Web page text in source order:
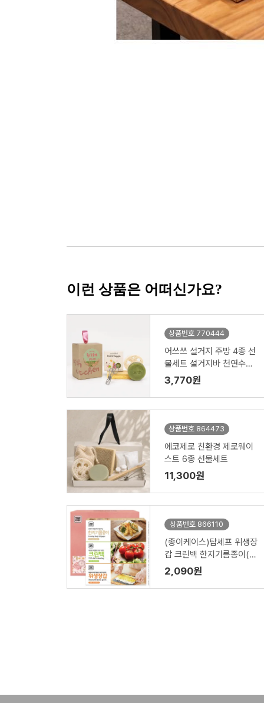
이런 상품은 어떠신가요?
상품번호 770444
어쓰쓰 설거지 주방 4종 선
물세트 설거지바 천연수세
미 제로웨이스트키트
3,770원
상품번호 864473
에코제로 친환경 제로웨이
스트 6종 선물세트
11,300원
상품번호 866110
(종이케이스)탑셰프 위생장
갑 크린백 한지기름종이(3
종)
2,090원